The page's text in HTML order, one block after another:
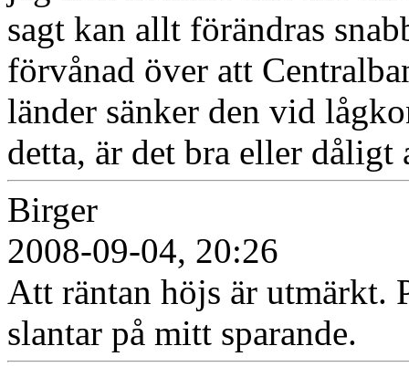
sagt kan allt förändras
förvånad över att
länder sänker den vid
detta, är det bra eller dåligt
Birger
2008-09-04, 20:26
Att räntan höjs är utmärkt.
slantar på mitt sparande.